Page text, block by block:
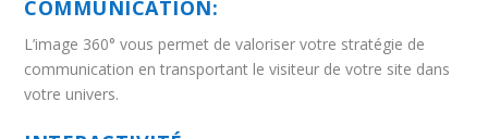
COMMUNICATION:
L’image 360° vous permet de valoriser votre stratégie de
communication en transportant le visiteur de votre site dans
votre univers.